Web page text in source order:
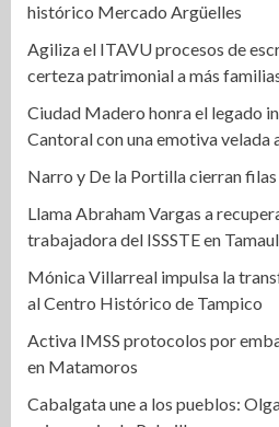
histórico Mercado Argüelles
Agiliza el ITAVU procesos de
certeza patrimonial a más
Ciudad Madero honra el legado
Cantoral con una emotiva
Narro y De la Portilla cierran
Llama Abraham Vargas a
trabajadora del ISSSTE en
Mónica Villarreal impulsa la
al Centro Histórico de Tampico
Activa IMSS protocolos por
en Matamoros
Cabalgata une a los pueblos: